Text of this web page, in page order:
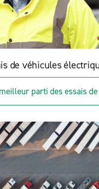
de véhicules
parti des essais